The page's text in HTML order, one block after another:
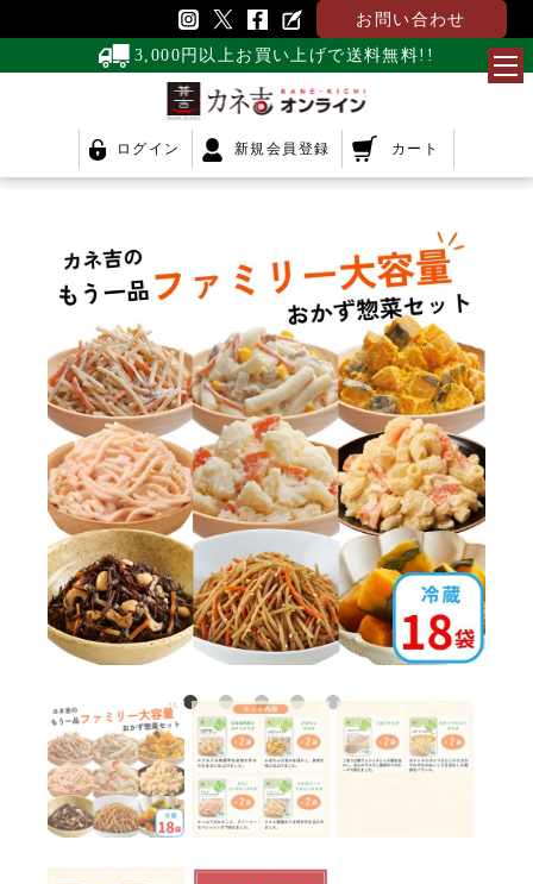
お問い合わせ
3,000円以上お買い上げで送料無料!!
ログイン 新規会員登録 カート